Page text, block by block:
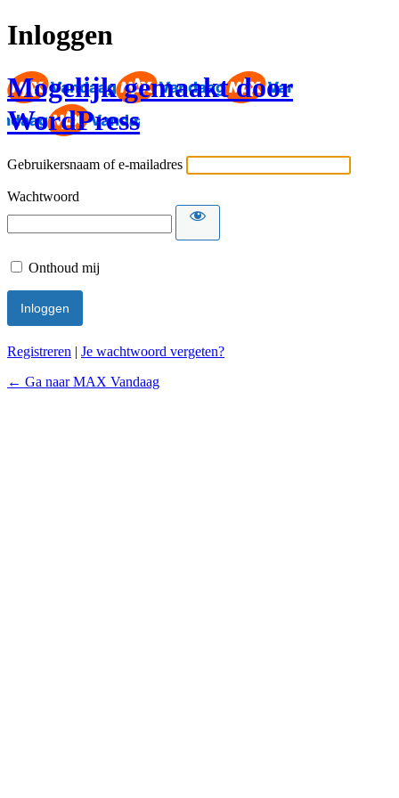
Inloggen
Mogelijk gemaakt door
WordPress
Gebruikersnaam of e-mailadres
Wachtwoord
Onthoud mij
Registreren | Je wachtwoord vergeten?
← Ga naar MAX Vandaag